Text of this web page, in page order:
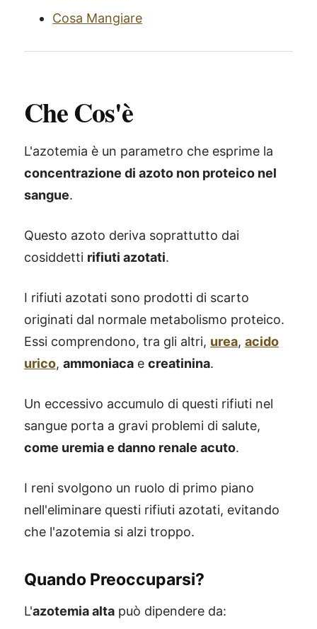
Cosa Mangiare
Che Cos'è
L'azotemia è un parametro che esprime la
concentrazione di azoto non proteico nel
sangue.
Questo azoto deriva soprattutto dai
cosiddetti rifiuti azotati.
I rifiuti azotati sono prodotti di scarto
originati dal normale metabolismo proteico.
Essi comprendono, tra gli altri, urea, acido
urico, ammoniaca e creatinina.
Un eccessivo accumulo di questi rifiuti nel
sangue porta a gravi problemi di salute,
come uremia e danno renale acuto.
I reni svolgono un ruolo di primo piano
nell'eliminare questi rifiuti azotati, evitando
che l'azotemia si alzi troppo.
Quando Preoccuparsi?
L'azotemia alta può dipendere da: